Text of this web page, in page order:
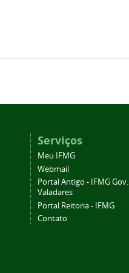
Serviços
Meu IFMG
Webmail
Portal Antigo - IFMG Gov.
Valadares
Portal Reitoria - IFMG
Contato